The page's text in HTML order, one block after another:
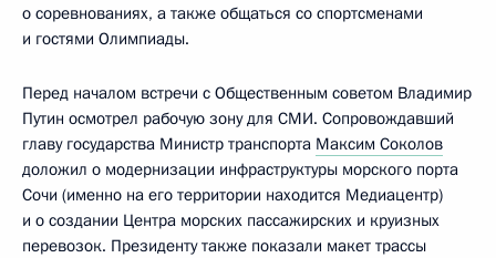
о соревнованиях, а также общаться со спортсменами
и гостями Олимпиады.
Перед началом встречи с Общественным советом Владимир
Путин осмотрел рабочую зону для СМИ. Сопровождавший
главу государства Министр транспорта Максим Соколов
доложил о модернизации инфраструктуры морского порта
Сочи (именно на его территории находится Медиацентр)
и о создании Центра морских пассажирских и круизных
перевозок. Президенту также показали макет трассы